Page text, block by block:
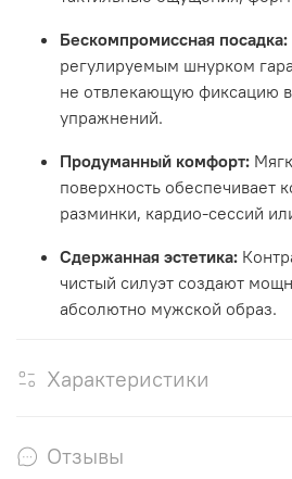
Бескомпромиссная посадка:
регулируемым шнурком
не отвлекающую фиксацию
упражнений.
Продуманный комфорт:
поверхность обеспечивает
разминки, кардио-сессий
Сдержанная эстетика:
чистый силуэт создают
абсолютно мужской образ.
Характеристики
Отзывы